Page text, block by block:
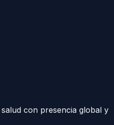
con presencia global y